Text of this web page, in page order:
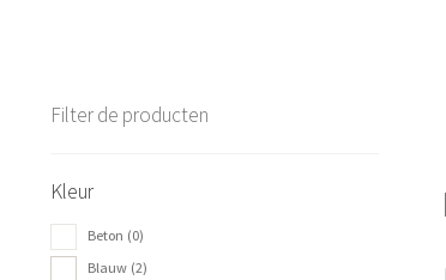
Filter de producten
Kleur
Beton (0)
Blauw (2)